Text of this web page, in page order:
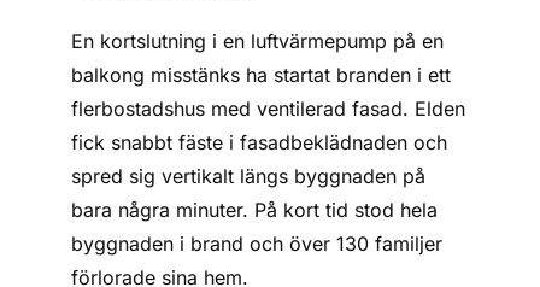
En kortslutning i en luftvärmepump på en
balkong misstänks ha startat branden i ett
flerbostadshus med ventilerad fasad. Elden
fick snabbt fäste i fasadbeklädnaden och
spred sig vertikalt längs byggnaden på
bara några minuter. På kort tid stod hela
byggnaden i brand och över 130 familjer
förlorade sina hem.